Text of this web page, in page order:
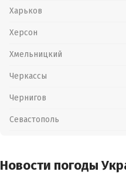
Харьков
Херсон
Хмельницкий
Черкассы
Чернигов
Севастополь
Новости погоды